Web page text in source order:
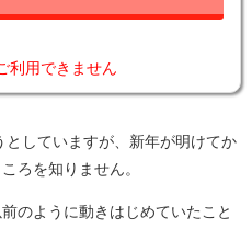
用できません
していますが、新年が明けてか
ろを知りません。
のように動きはじめていたこと